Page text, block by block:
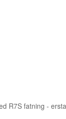
R7S fatning -